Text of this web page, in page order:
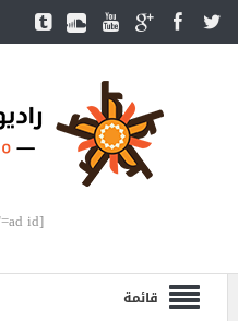
[ad id=""]
قائمة